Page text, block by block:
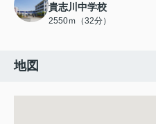
貴志川中学校
2550ｍ（32分）
地図